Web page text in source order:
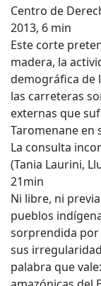
Centro de
2013, 6 min
Este corte
madera, la
demográfica de
las carreteras
externas que
Taromenane en
La consulta
(Tania Laurini,
21min
Ni libre, ni
pueblos
sorprendida
sus
palabra que